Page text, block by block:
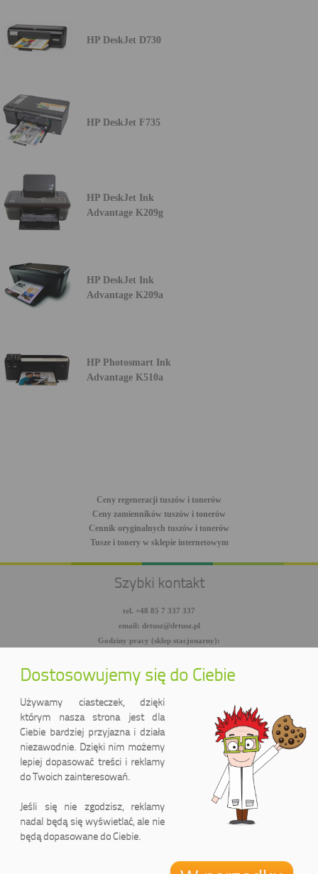
HP DeskJet D730
HP DeskJet F735
HP DeskJet Ink
Advantage K209g
HP DeskJet Ink
Advantage K209a
HP Photosmart Ink
Advantage K510a
Ceny regeneracji tuszów i tonerów
Ceny zamienników tuszów i tonerów
Cennik oryginalnych tuszów i tonerów
Tusze i tonery w sklepie internetowym
Szybki kontakt
tel. +48 85 7 337 337
email: drtusz@drtusz.pl
Godziny pracy (sklep stacjonarny):
facebook.com/DrTusz
youtube.com/DrTusz
DrTusz Sp. z o.o.
(Pasaż handlowy LIDER)
Dostosowujemy się do Ciebie
Używamy ciasteczek, dzięki
którym nasza strona jest dla
Ciebie bardziej przyjazna i działa
niezawodnie. Dzięki nim możemy
lepiej dopasować treści i reklamy
do Twoich zainteresowań.
Jeśli się nie zgodzisz, reklamy
nadal będą się wyświetlać, ale nie
będą dopasowane do Ciebie.